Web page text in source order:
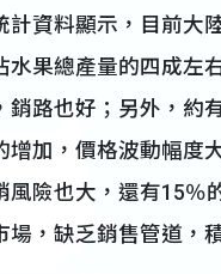
計資料顯示，目前大
水果總產量的四成左
銷路也好；另外，約
增加，價格波動幅度
風險也大，還有15％
場，缺乏銷售管道，